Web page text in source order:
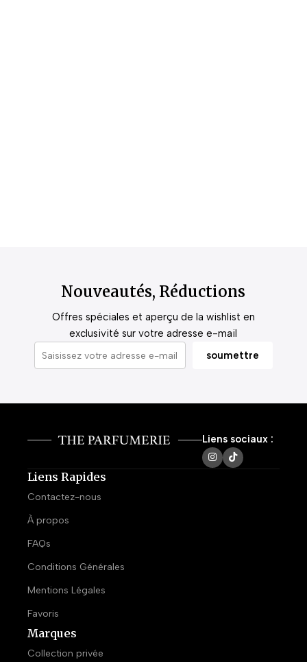
Nouveautés, Réductions
Offres spéciales et aperçu de la wishlist en
exclusivité sur votre adresse e-mail
Liens sociaux :
Liens Rapides
Contactez-nous
À propos
FAQs
Conditions Générales
Mentions Légales
Favoris
Marques
Collection privée